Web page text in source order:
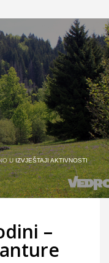
UIZVJEŠTAJI AKTIVNOSTI
–